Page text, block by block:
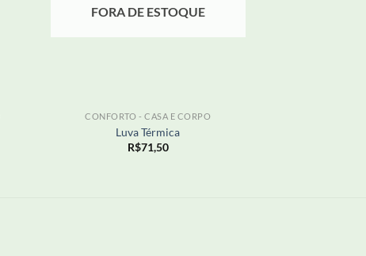
FORA DE ESTOQUE
CONFORTO - CASA E CORPO
Luva Térmica
R$71,50